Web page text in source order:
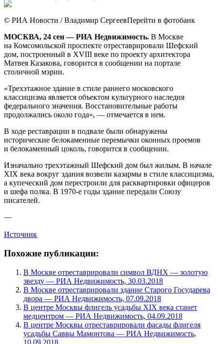
© РИА Новости / Владимир СергеевПерейти в фотобанк
МОСКВА, 24 сен — РИА Недвижимость. В Москве
на Комсомольской проспекте отреставрировали Шефский
дом, построенный в XVIII веке по проекту архитектора
Матвея Казакова, говорится в сообщении на портале
столичной мэрии.
«Трехэтажное здание в стиле раннего московского
классицизма является объектом культурного наследия
федерального значения. Восстановительные работы
продолжались около года», — отмечается в нем.
В ходе реставрации в подвале были обнаружены
исторические белокаменные перемычки оконных проемов
и белокаменный цоколь, говорится в сообщении.
Изначально трехэтажный Шефский дом был жилым. В начале
XIX века вокруг здания возвели казармы в стиле классицизма,
а купеческий дом перестроили для расквартировки офицеров
и шефа полка. В 1970-е годы здание передали Союзу
писателей.
—
Источник
Похожие публикации:
В Москве отреставрировали символ ВДНХ — золотую
звезду — РИА Недвижимость, 30.03.2018
В Москве отреставрировали здание Старого Государева
двора — РИА Недвижимость, 07.09.2018
В центре Москвы флигель усадьбы XIX века станет
медцентром — РИА Недвижимость, 04.09.2018
В центре Москвы отреставрировали фасады флигеля
усадьбы Саввы Мамонтова — РИА Недвижимость,
10.09.2018